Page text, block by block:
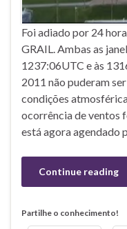
Foi adiado por 24
GRAIL. Ambas as
1237:06UTC e às
2011 não puderam
condições
ocorrência de ventos
está agora agendado
Continue reading
Partilhe o conhecimento!